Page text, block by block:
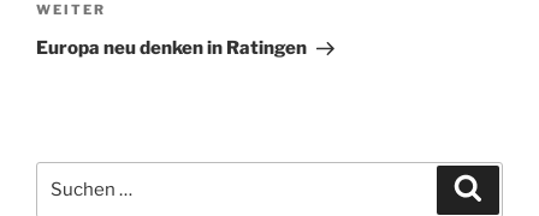
Nächster
Beitrag
WEITER
Europa neu denken in Ratingen
nach: